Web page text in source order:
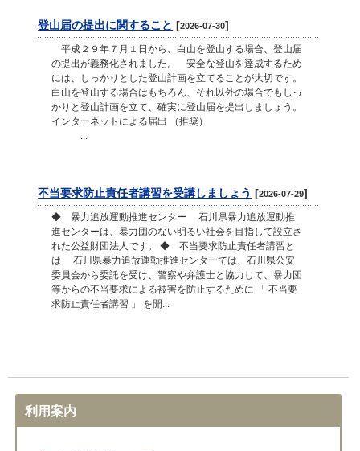
登山届の提出に関すること [2026-07-30]
平成２９年７月１日から、白山を登山する場合、登山届
の提出が義務化されました。 安全な登山を達成するため
には、しっかりとした登山計画を立てることが大切です。
白山を登山する場合はもちろん、それ以外の場合でもしっ
かりと登山計画を立て、確実に登山届を提出しましょう。
インターネットによる届出 （推奨）
不当要求防止責任者講習を受講しましょう [2026-07-29]
◆ 暴力追放運動推進センター 石川県暴力追放運動推
進センターは、暴力団のない明るい社会を目指して設立さ
れた公益財団法人です。 ◆ 不当要求防止責任者講習と
は 石川県暴力追放運動推進センターでは、石川県公安
委員会から委託を受け、警察や弁護士と協力して、暴力団
等からの不当要求による被害を防止するために 「 不当要
求防止責任者講習 」 を開...
利用案内